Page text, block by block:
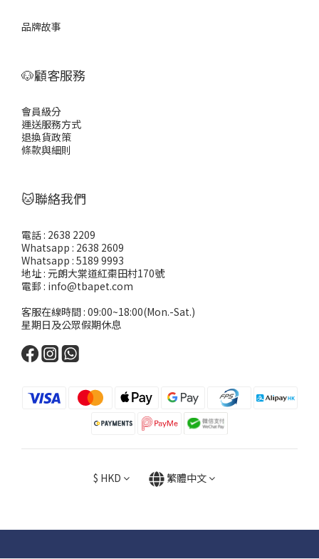
品牌故事
🐶顧客服務
會員級分
運送服務方式
退換貨政策
條款與細則
🐱聯絡我們
電話 : 2638 2209
Whatsapp : 2638 2609
Whatsapp : 5189 9993
地址 : 元朗大棠道紅棗田村170號
電郵 : info@tbapet.com
客服在線時間 : 09:00~18:00(Mon.-Sat.)
星期日及公眾假期休息
$ HKD 繁體中文